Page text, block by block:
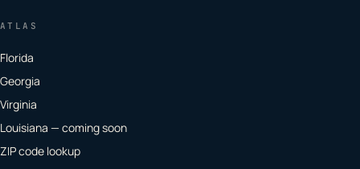
ATLAS
Florida
Georgia
Virginia
Louisiana — coming soon
ZIP code lookup